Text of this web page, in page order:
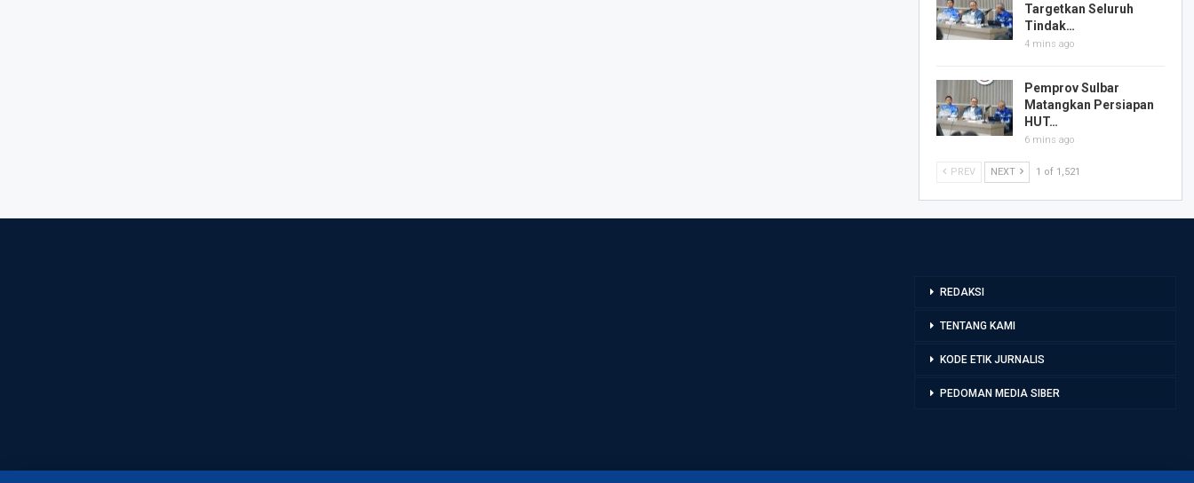
Targetkan Seluruh
Tindak…
4 mins ago
Pemprov Sulbar
Matangkan Persiapan
HUT…
6 mins ago
PREV NEXT 1 of 1,521
REDAKSI
TENTANG KAMI
KODE ETIK JURNALIS
PEDOMAN MEDIA SIBER